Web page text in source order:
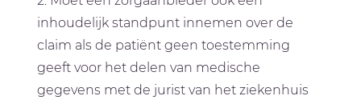
inhoudelijk standpunt innemen over de
claim als de patiënt geen toestemming
geeft voor het delen van medische
gegevens met de jurist van het ziekenhuis